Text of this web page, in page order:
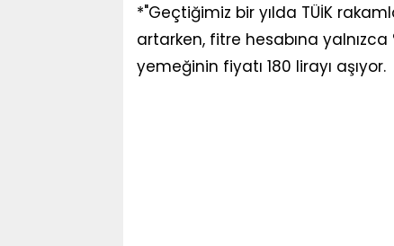
*"Geçtiğimiz bir yılda TÜİK
artarken, fitre hesabına yalnızca
yemeğinin fiyatı 180 lirayı aşıyor.